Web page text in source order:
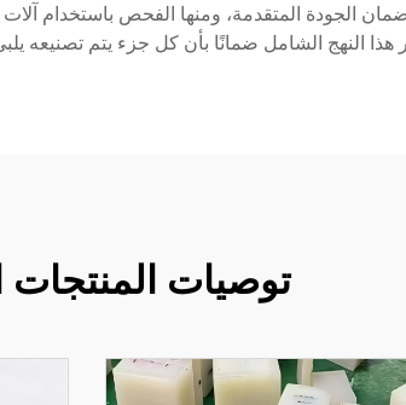
النهج الشامل ضمانًا بأن كل جزء يتم تصنيعه
توصيات المنتجات